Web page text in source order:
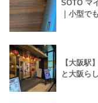
SOTO マ
｜小型で
【大阪駅
と大阪ら